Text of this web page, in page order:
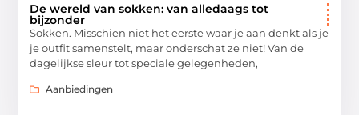
De wereld van sokken: van alledaags tot
bijzonder
Sokken. Misschien niet het eerste waar je aan denkt als je
je outfit samenstelt, maar onderschat ze niet! Van de
dagelijkse sleur tot speciale gelegenheden,
Aanbiedingen